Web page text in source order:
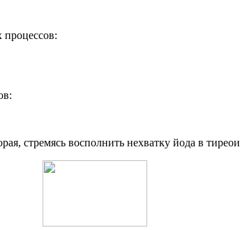
процессов:
:
стремясь восполнить нехватку йода в